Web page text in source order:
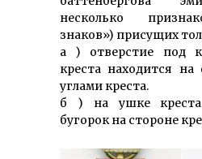
несколько
знаков») присущих
а ) отверстие под
креста находится
углами креста.
б ) на ушке
бугорок на стороне